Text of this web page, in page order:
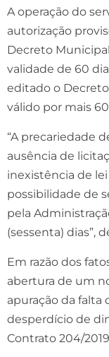
A operação do
autorização
Decreto
validade de 60
editado o Decreto
válido por mais
“A precariedade
ausência de
inexistência de
possibilidade de
pela
(sessenta) dias”,
Em razão dos
abertura de um
apuração da falta
desperdício de
Contrato 204/